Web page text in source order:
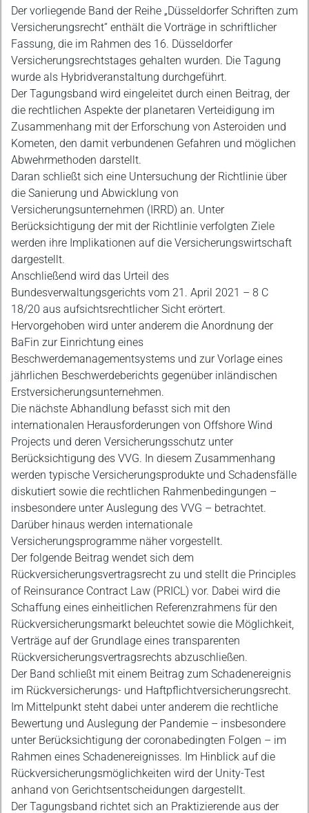
Beschreibung
Der vorliegende Band der Reihe „Düsseldorfer Schriften zum
Versicherungsrecht“ enthält die Vorträge in schriftlicher
Fassung, die im Rahmen des 16. Düsseldorfer
Versicherungsrechtstages gehalten wurden. Die Tagung
wurde als Hybridveranstaltung durchgeführt.
Der Tagungsband wird eingeleitet durch einen Beitrag, der
die rechtlichen Aspekte der planetaren Verteidigung im
Zusammenhang mit der Erforschung von Asteroiden und
Kometen, den damit verbundenen Gefahren und möglichen
Abwehrmethoden darstellt.
Daran schließt sich eine Untersuchung der Richtlinie über
die Sanierung und Abwicklung von
Versicherungsunternehmen (IRRD) an. Unter
Berücksichtigung der mit der Richtlinie verfolgten Ziele
werden ihre Implikationen auf die Versicherungswirtschaft
dargestellt.
Anschließend wird das Urteil des
Bundesverwaltungsgerichts vom 21. April 2021 – 8 C
18/20 aus aufsichtsrechtlicher Sicht erörtert.
Hervorgehoben wird unter anderem die Anordnung der
BaFin zur Einrichtung eines
Beschwerdemanagementsystems und zur Vorlage eines
jährlichen Beschwerdeberichts gegenüber inländischen
Erstversicherungsunternehmen.
Die nächste Abhandlung befasst sich mit den
internationalen Herausforderungen von Offshore Wind
Projects und deren Versicherungsschutz unter
Berücksichtigung des VVG. In diesem Zusammenhang
werden typische Versicherungsprodukte und Schadensfälle
diskutiert sowie die rechtlichen Rahmenbedingungen –
insbesondere unter Auslegung des VVG – betrachtet.
Darüber hinaus werden internationale
Versicherungsprogramme näher vorgestellt.
Der folgende Beitrag wendet sich dem
Rückversicherungsvertragsrecht zu und stellt die Principles
of Reinsurance Contract Law (PRICL) vor. Dabei wird die
Schaffung eines einheitlichen Referenzrahmens für den
Rückversicherungsmarkt beleuchtet sowie die Möglichkeit,
Verträge auf der Grundlage eines transparenten
Rückversicherungsvertragsrechts abzuschließen.
Der Band schließt mit einem Beitrag zum Schadenereignis
im Rückversicherungs- und Haftpflichtversicherungsrecht.
Im Mittelpunkt steht dabei unter anderem die rechtliche
Bewertung und Auslegung der Pandemie – insbesondere
unter Berücksichtigung der coronabedingten Folgen – im
Rahmen eines Schadenereignisses. Im Hinblick auf die
Rückversicherungsmöglichkeiten wird der Unity-Test
anhand von Gerichtsentscheidungen dargestellt.
Der Tagungsband richtet sich an Praktizierende aus der